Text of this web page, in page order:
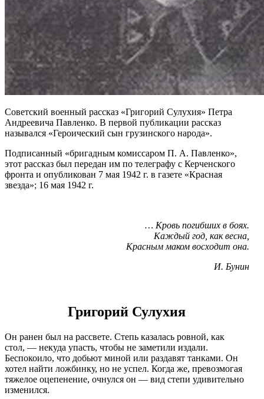
Советский военный рассказ «Григорий Сулухия» Петра
Андреевича Павленко. В первой публикации рассказ
назывался «Героический сын грузинского народа».
Подписанный «бригадным комиссаром П. А. Павленко»,
этот рассказ был передан им по телеграфу с Керченского
фронта и опубликован 7 мая 1942 г. в газете «Красная
звезда»; 16 мая 1942 г.
… Кровь погибших в боях.
Каждый год, как весна,
Красным маком восходит она.
И. Бунин
Григорий Сулухия
Он ранен был на рассвете. Степь казалась ровной, как
стол, — некуда упасть, чтобы не заметили издали.
Беспокоило, что добьют миной или раздавят танками. Он
хотел найти ложбинку, но не успел. Когда же, превозмогая
тяжелое оцепенение, очнулся он — вид степи удивительно
изменился.